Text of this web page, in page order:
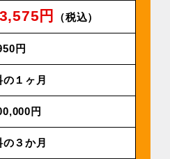
円 （税込）
円
１ヶ月
円
３か月